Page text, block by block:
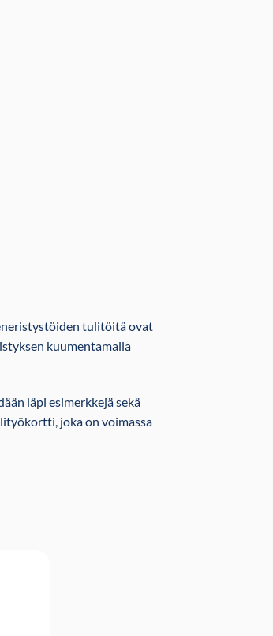
tulitöitä ovat
kuumentamalla
läpi esimerkkejä sekä
joka on voimassa